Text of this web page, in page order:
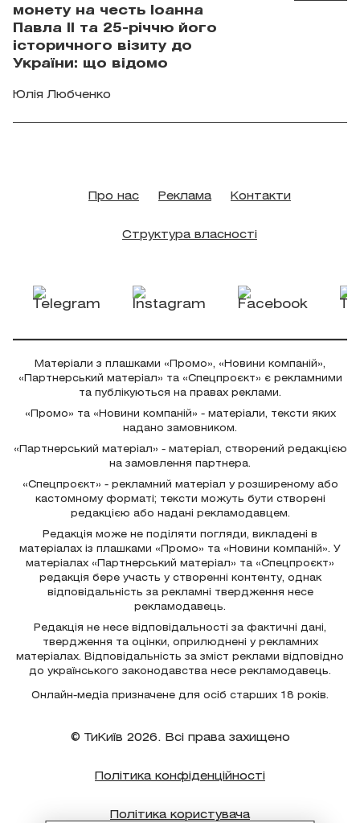
монету на честь Іоанна
Павла II та 25-річчю його
історичного візиту до
України: що відомо
Юлія Любченко
Про нас Реклама Контакти
Структура власності
Матеріали з плашками «Промо», «Новини компаній»,
«Партнерський матеріал» та «Спецпроєкт» є рекламними
та публікуються на правах реклами.
«Промо» та «Новини компаній» - матеріали, тексти яких
надано замовником.
«Партнерський матеріал» - матеріал, створений редакцією
на замовлення партнера.
«Спецпроєкт» - рекламний матеріал у розширеному або
кастомному форматі; тексти можуть бути створені
редакцією або надані рекламодавцем.
Редакція може не поділяти погляди, викладені в
матеріалах із плашками «Промо» та «Новини компаній». У
матеріалах «Партнерський матеріал» та «Спецпроєкт»
редакція бере участь у створенні контенту, однак
відповідальність за рекламні твердження несе
рекламодавець.
Редакція не несе відповідальності за фактичні дані,
твердження та оцінки, оприлюднені у рекламних
матеріалах. Відповідальність за зміст реклами відповідно
до українського законодавства несе рекламодавець.
Онлайн-медіа призначене для осіб старших 18 років.
© ТиКиїв 2026. Всі права захищено
Політика конфіденційності
Політика користувача